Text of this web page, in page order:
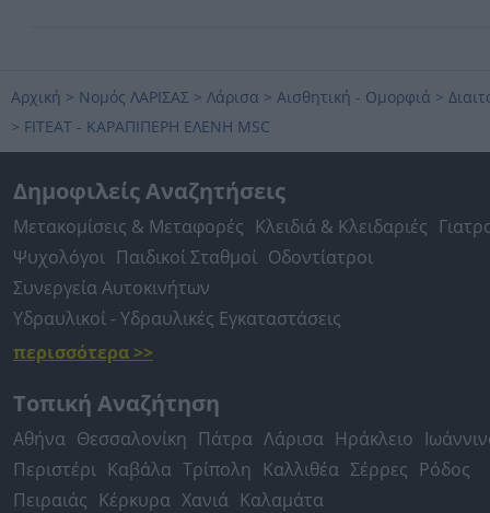
Αρχική > Νομός ΛΑΡΙΣΑΣ > Λάρισα > Αισθητική - Ομορφιά >
> FITEAT - ΚΑΡΑΠΙΠΕΡΗ ΕΛΕΝΗ MSC
Δημοφιλείς Αναζητήσεις
Μετακομίσεις & Μεταφορές Κλειδιά & Κλειδαριές
Ψυχολόγοι Παιδικοί Σταθμοί Οδοντίατροι
Συνεργεία Αυτοκινήτων
Υδραυλικοί - Υδραυλικές Εγκαταστάσεις
περισσότερα >>
Τοπική Αναζήτηση
Αθήνα Θεσσαλονίκη Πάτρα Λάρισα Ηράκλειο
Περιστέρι Καβάλα Τρίπολη Καλλιθέα Σέρρες Ρόδος
Πειραιάς Κέρκυρα Χανιά Καλαμάτα